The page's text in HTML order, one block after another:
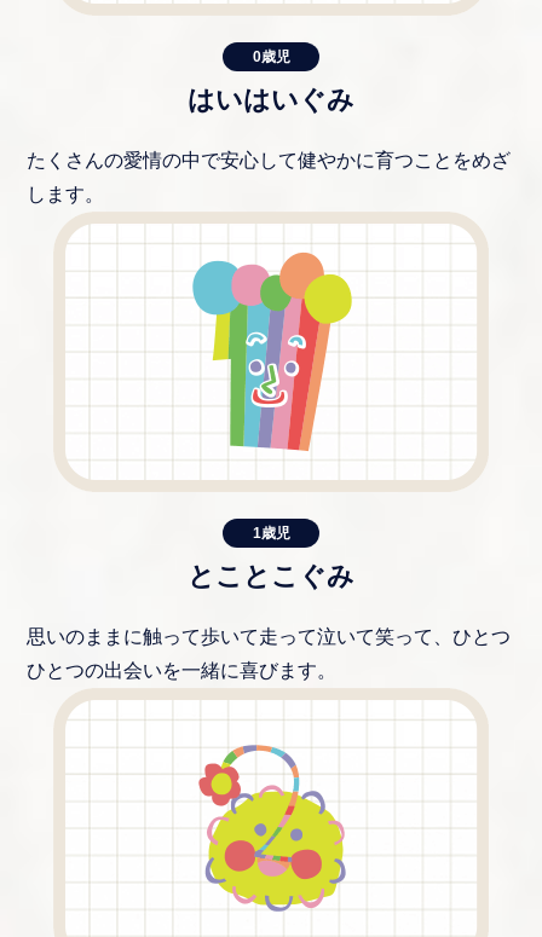
0歳児
はいはいぐみ
たくさんの愛情の中で安心して健やかに育つことをめざ
します。
1歳児
とことこぐみ
思いのままに触って歩いて走って泣いて笑って、ひとつ
ひとつの出会いを一緒に喜びます。